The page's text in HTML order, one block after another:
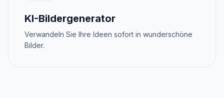
KI-Bildergenerator
Verwandeln Sie Ihre Ideen sofort in wunderschöne
Bilder.